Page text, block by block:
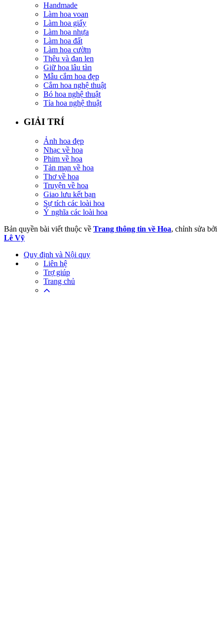
Handmade
Làm hoa voan
Làm hoa giấy
Làm hoa nhựa
Làm hoa đất
Làm hoa cườm
Thêu và đan len
Giữ hoa lâu tàn
Mẫu cắm hoa đẹp
Cắm hoa nghệ thuật
Bó hoa nghệ thuật
Tỉa hoa nghệ thuật
GIẢI TRÍ
Ảnh hoa đẹp
Nhạc về hoa
Phim về hoa
Tản mạn về hoa
Thơ về hoa
Truyện về hoa
Giao lưu kết bạn
Sự tích các loài hoa
Ý nghĩa các loài hoa
Bản quyền bài viết thuộc về Trang thông tin về Hoa, chỉnh sửa bởi
Lê Vỹ
Quy định và Nội quy
Liên hệ
Trợ giúp
Trang chủ